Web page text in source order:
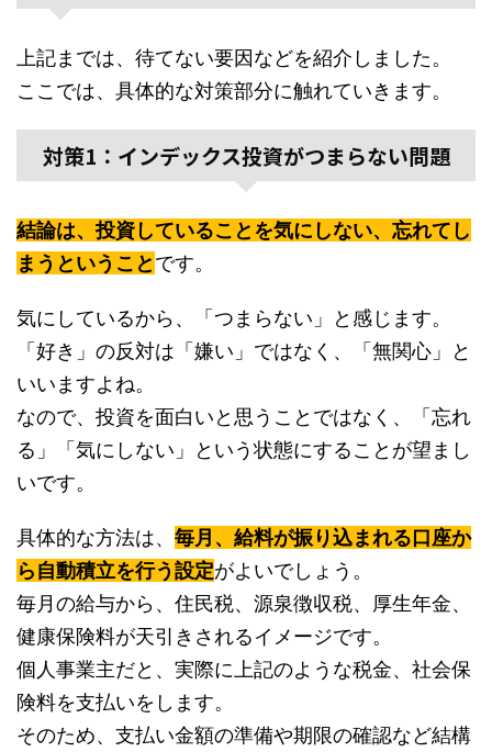
上記までは、待てない要因などを紹介しました。
ここでは、具体的な対策部分に触れていきます。
対策1：インデックス投資がつまらない問題
結論は、投資していることを気にしない、忘れてし
まうということです。
気にしているから、「つまらない」と感じます。
「好き」の反対は「嫌い」ではなく、「無関心」と
いいますよね。
なので、投資を面白いと思うことではなく、「忘れ
る」「気にしない」という状態にすることが望まし
いです。
具体的な方法は、 毎月、給料が振り込まれる口座か
ら自動積立を行う設定がよいでしょう。
毎月の給与から、住民税、源泉徴収税、厚生年金、
健康保険料が天引きされるイメージです。
個人事業主だと、実際に上記のような税金、社会保
険料を支払いをします。
そのため、支払い金額の準備や期限の確認など結構